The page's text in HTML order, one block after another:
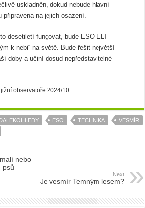
uskladněn, dokud nebude hlavní
připravena na jejich osazení.
desetiletí fungovat, bude ESO ELT
k nebi“ na světě. Bude řešit největší
doby a učiní dosud nepředstavitelné
observatoře 2024/10
DALEKOHLEDY ESO TECHNIKA
VESMÍR
nebo
psů
Next
Je vesmír Temným lesem?